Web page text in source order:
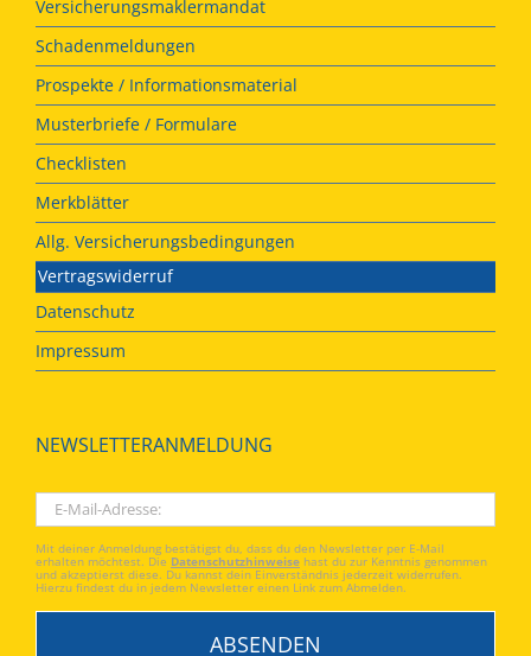
Versicherungsmaklermandat
Schadenmeldungen
Prospekte / Informationsmaterial
Musterbriefe / Formulare
Checklisten
Merkblätter
Allg. Versicherungsbedingungen
Vertragswiderruf
Datenschutz
Impressum
NEWSLETTERANMELDUNG
Mit deiner Anmeldung bestätigst du, dass du den Newsletter per E-Mail
erhalten möchtest. Die Datenschutzhinweise hast du zur Kenntnis genommen
und akzeptierst diese. Du kannst dein Einverständnis jederzeit widerrufen.
Hierzu findest du in jedem Newsletter einen Link zum Abmelden.